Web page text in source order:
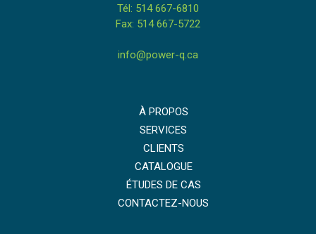
Tél: 514 667-6810
Fax: 514 667-5722
info@power-q.ca
À PROPOS
SERVICES
CLIENTS
CATALOGUE
ÉTUDES DE CAS
CONTACTEZ-NOUS